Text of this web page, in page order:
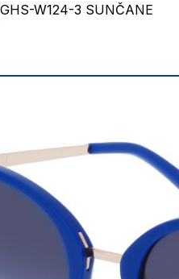
GHS-W124-3 SUNČANE